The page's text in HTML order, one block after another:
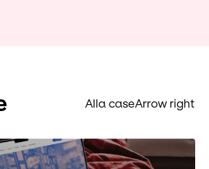
Arrow right
Alla case